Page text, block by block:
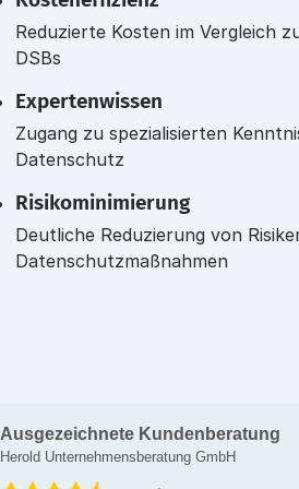
Reduzierte Kosten im Vergleich
DSBs
Expertenwissen
Zugang zu spezialisierten
Datenschutz
Risikominimierung
Deutliche Reduzierung von
Datenschutzmaßnahmen
Ausgezeichnete Kundenberatung
Herold Unternehmensberatung GmbH